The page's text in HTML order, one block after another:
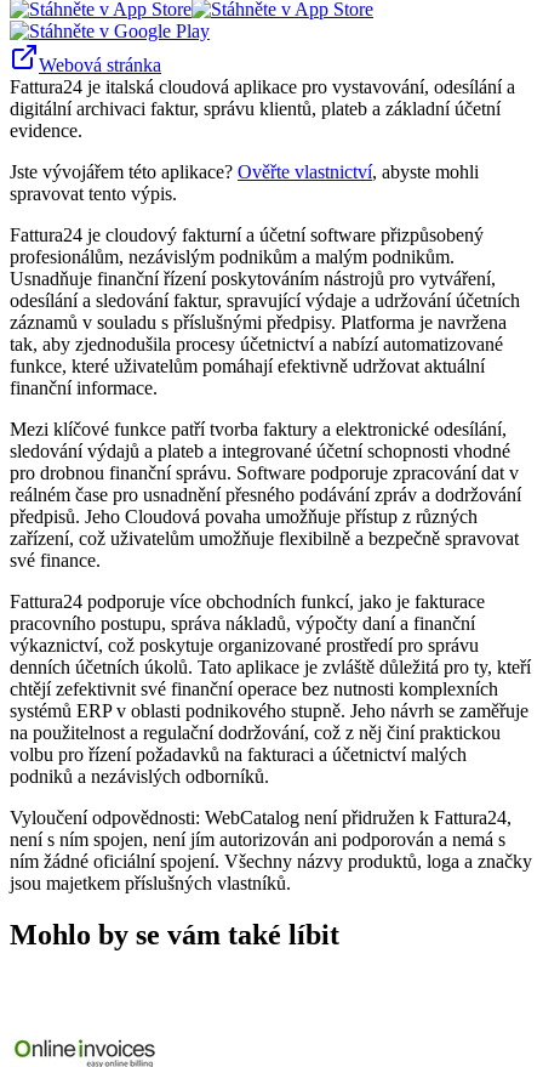
Webová stránka
Fattura24 je italská cloudová aplikace pro vystavování, odesílání a
digitální archivaci faktur, správu klientů, plateb a základní účetní
evidence.
Jste vývojářem této aplikace? Ověřte vlastnictví, abyste mohli
spravovat tento výpis.
Fattura24 je cloudový fakturní a účetní software přizpůsobený
profesionálům, nezávislým podnikům a malým podnikům.
Usnadňuje finanční řízení poskytováním nástrojů pro vytváření,
odesílání a sledování faktur, spravující výdaje a udržování účetních
záznamů v souladu s příslušnými předpisy. Platforma je navržena
tak, aby zjednodušila procesy účetnictví a nabízí automatizované
funkce, které uživatelům pomáhají efektivně udržovat aktuální
finanční informace.
Mezi klíčové funkce patří tvorba faktury a elektronické odesílání,
sledování výdajů a plateb a integrované účetní schopnosti vhodné
pro drobnou finanční správu. Software podporuje zpracování dat v
reálném čase pro usnadnění přesného podávání zpráv a dodržování
předpisů. Jeho Cloudová povaha umožňuje přístup z různých
zařízení, což uživatelům umožňuje flexibilně a bezpečně spravovat
své finance.
Fattura24 podporuje více obchodních funkcí, jako je fakturace
pracovního postupu, správa nákladů, výpočty daní a finanční
výkaznictví, což poskytuje organizované prostředí pro správu
denních účetních úkolů. Tato aplikace je zvláště důležitá pro ty, kteří
chtějí zefektivnit své finanční operace bez nutnosti komplexních
systémů ERP v oblasti podnikového stupně. Jeho návrh se zaměřuje
na použitelnost a regulační dodržování, což z něj činí praktickou
volbu pro řízení požadavků na fakturaci a účetnictví malých
podniků a nezávislých odborníků.
Vyloučení odpovědnosti: WebCatalog není přidružen k Fattura24,
není s ním spojen, není jím autorizován ani podporován a nemá s
ním žádné oficiální spojení. Všechny názvy produktů, loga a značky
jsou majetkem příslušných vlastníků.
Mohlo by se vám také líbit